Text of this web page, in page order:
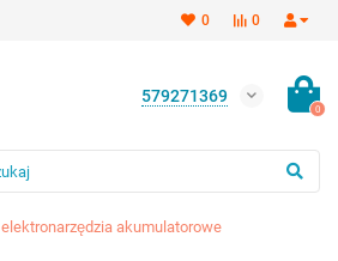
0
0
579271369
0
elektronarzędzia akumulatorowe